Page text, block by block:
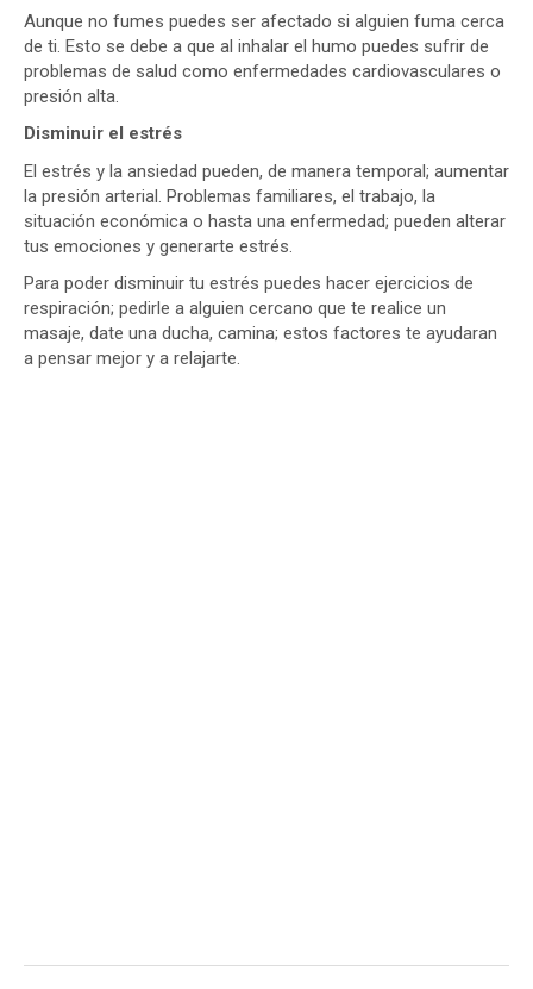
Aunque no fumes puedes ser afectado si alguien fuma cerca
de ti. Esto se debe a que al inhalar el humo puedes sufrir de
problemas de salud como enfermedades cardiovasculares o
presión alta.
Disminuir el estrés
El estrés y la ansiedad pueden, de manera temporal; aumentar
la presión arterial. Problemas familiares, el trabajo, la
situación económica o hasta una enfermedad; pueden alterar
tus emociones y generarte estrés.
Para poder disminuir tu estrés puedes hacer ejercicios de
respiración; pedirle a alguien cercano que te realice un
masaje, date una ducha, camina; estos factores te ayudaran
a pensar mejor y a relajarte.